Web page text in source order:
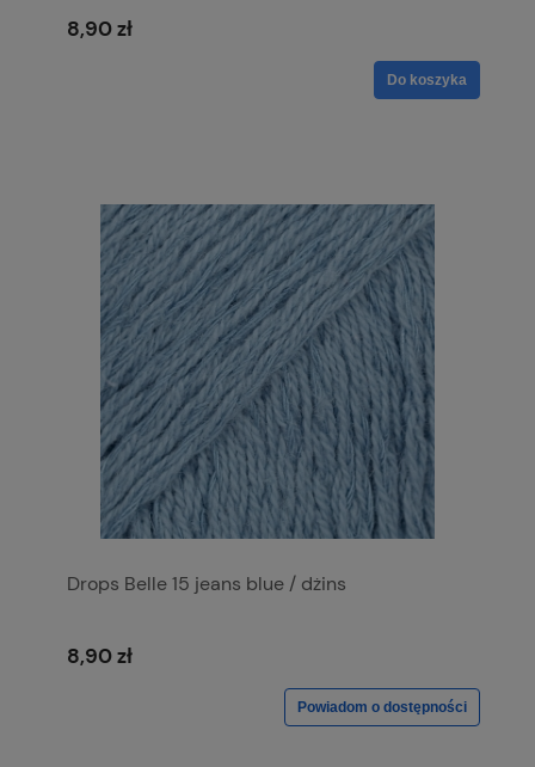
8,90 zł
Do koszyka
Drops Belle 15 jeans blue / dżins
8,90 zł
Powiadom o dostępności